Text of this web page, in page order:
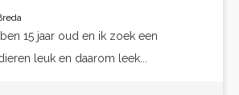
15 jaar oud en ik zoek een
leuk en daarom leek...